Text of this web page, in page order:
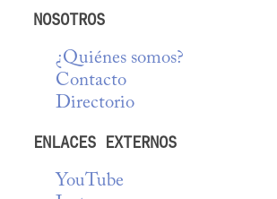
NOSOTROS
¿Quiénes somos?
Contacto
Directorio
ENLACES EXTERNOS
YouTube